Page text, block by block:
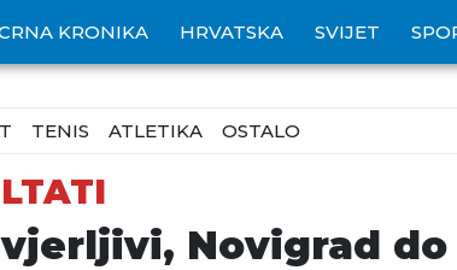
KRONIKA HRVATSKA SVIJET
TENIS ATLETIKA OSTALO
Novigrad